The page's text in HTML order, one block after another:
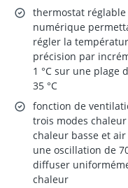
thermostat réglable
numérique
régler la
précision par
1 °C sur une plage
35 °C
fonction de
trois modes chaleur
chaleur basse et
une oscillation de
diffuser
chaleur